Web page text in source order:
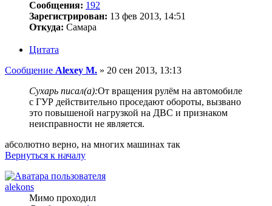
Сообщения: 192
Зарегистрирован: 13 фев 2013, 14:51
Откуда: Самара
Цитата
Сообщение Alexey M. » 20 сен 2013, 13:13
Сухарь писал(а):От вращения рулём на автомобиле
с ГУР действительно проседают обороты, вызвано
это повышеной нагрузкой на ДВС и признаком
неисправности не является.
абсолютно верно, на многих машинах так
Вернуться к началу
alekons
Мимо проходил